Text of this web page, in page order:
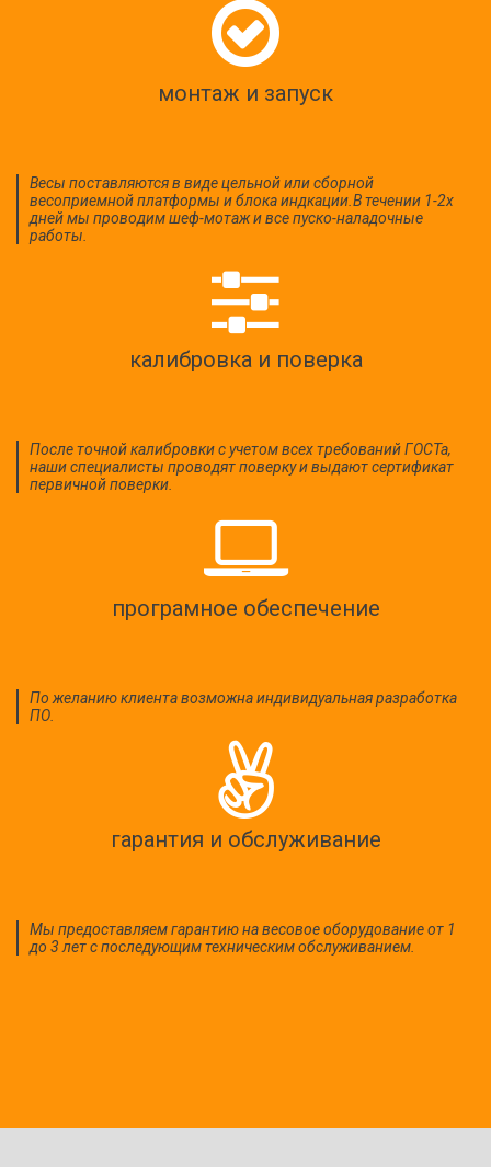
монтаж и запуск
Весы поставляются в виде цельной или сборной
весоприемной платформы и блока индкации.В течении 1-2х
дней мы проводим шеф-мотаж и все пуско-наладочные
работы.
калибровка и поверка
После точной калибровки с учетом всех требований ГОСТа,
наши специалисты проводят поверку и выдают сертификат
первичной поверки.
програмное обеспечение
По желанию клиента возможна индивидуальная разработка
ПО.
гарантия и обслуживание
Мы предоставляем гарантию на весовое оборудование от 1
до 3 лет с последующим техническим обслуживанием.